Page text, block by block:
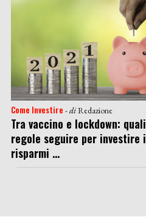
Come Investire - diRedazione
Tra vaccino e lockdown: quali
regole seguire per investire i
risparmi ...